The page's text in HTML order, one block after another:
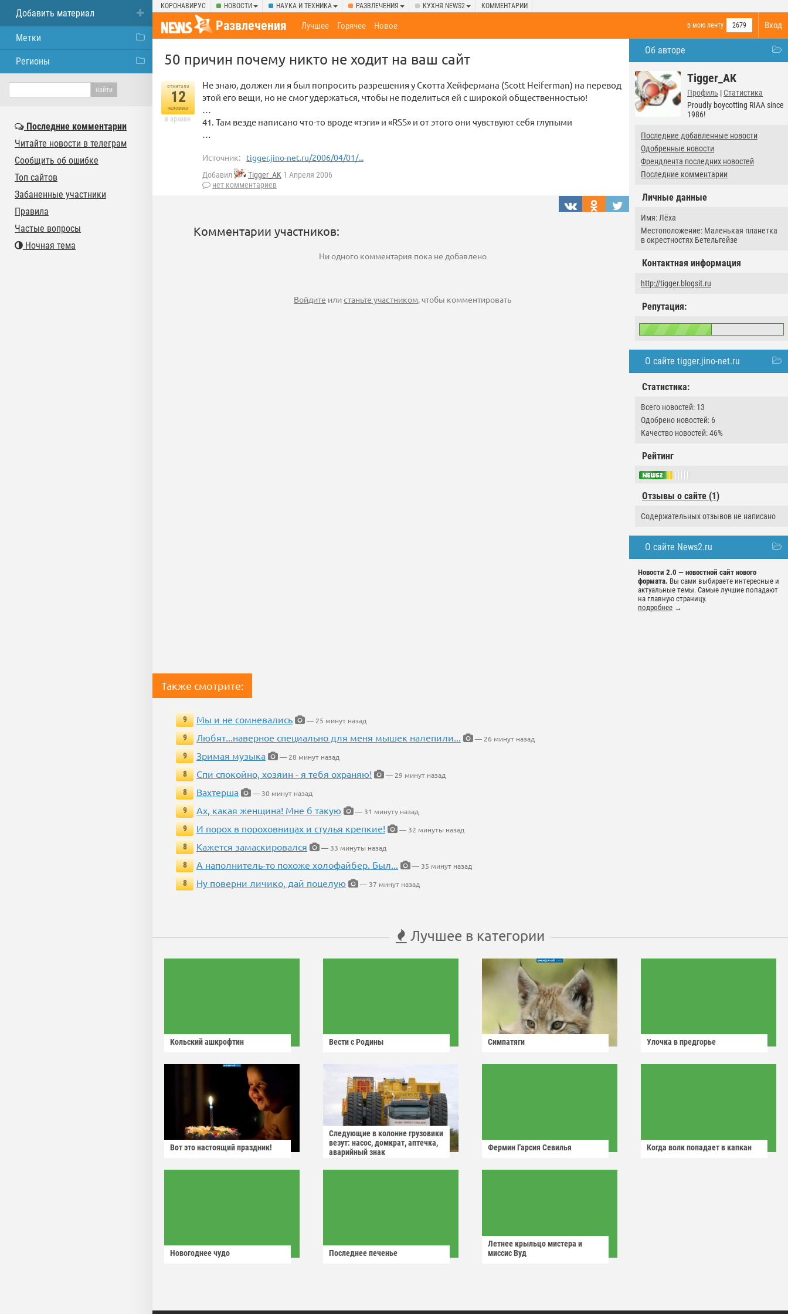
КОРОНАВИРУС НОВОСТИ НАУКА И ТЕХНИКА РАЗВЛЕЧЕНИЯ КУХНЯ NEWS2 КОММЕНТАРИИ
Вход
Развлечения в мою ленту 2679
Лучшее Горячее Новое
Об авторе
Tigger_AK
Профиль | Статистика
Proudly boycotting RIAA since
1986!
Последние добавленные новости
Одобренные новости
Френдлента последних новостей
Последние комментарии
Личные данные
Имя: Лёха
Местоположение: Маленькая планетка
в окрестностях Бетельгейзе
Контактная информация
http://tigger.blogsit.ru
Репутация:
О сайте tigger.jino-net.ru
Статистика:
Всего новостей: 13
Одобрено новостей: 6
Качество новостей: 46%
Рейтинг
Отзывы о сайте (1)
Содержательных отзывов не написано
О сайте News2.ru
Новости 2.0 — новостной сайт нового
формата. Вы сами выбираете интересные и
актуальные темы. Самые лучшие попадают
на главную страницу.
подробнее →
50 причин почему никто не ходит на ваш сайт
отметили
12
человека
в архиве
Не знаю, должен ли я был попросить разрешения у Скотта Хейфермана (Scott Heiferman) на перевод
этой его вещи, но не смог удержаться, чтобы не поделиться ей с широкой общественностью!
…
41. Там везде написано что-то вроде «тэги» и «RSS» и от этого они чувствуют себя глупыми
…
Источник: tigger.jino-net.ru/2006/04/01/...
Добавил Tigger_AK 1 Апреля 2006
нет комментариев
Комментарии участников:
Ни одного комментария пока не добавлено
Войдите илистаньте участником, чтобы комментировать
Также смотрите:
9 Мы и не сомневались
— 25 минут назад
9
Любят...наверное специально для меня мышек налепили...
— 26 минут назад
9
Зримая музыка
— 28 минут назад
8
Спи спокойно, хозяин - я тебя охраняю!
— 29 минут назад
8
Вахтерша
— 30 минут назад
9
Ах, какая женщина! Мне б такую
— 31 минуту назад
9
И порох в пороховницах и стулья крепкие!
— 32 минуты назад
8
Кажется замаскировался
— 33 минуты назад
8
А наполнитель-то похоже холофайбер. Был...
— 35 минут назад
8
Ну поверни личико, дай поцелую — 37 минут назад
Лучшее в категории
Кольский ашкрофтин Вести с Родины Симпатяги Улочка в предгорье
Вот это настоящий праздник!
Следующие в колонне грузовики
везут: насос, домкрат, аптечка,
аварийный знак
Фермин Гарсия Севилья Когда волк попадает в капкан
Новогоднее чудо Последнее печенье
Летнее крыльцо мистера и
миссис Вуд
Добавить материал
Метки
Регионы
Последние комментарии
Читайте новости в телеграм
Сообщить об ошибке
Топ сайтов
Забаненные участники
Правила
Частые вопросы
Ночная тема